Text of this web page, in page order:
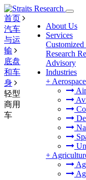
About Us
Services
Customized
Research
Advisory
Industries
+
+
首页
汽车
与运
输
底盘
和车
身
轻型
商用
车